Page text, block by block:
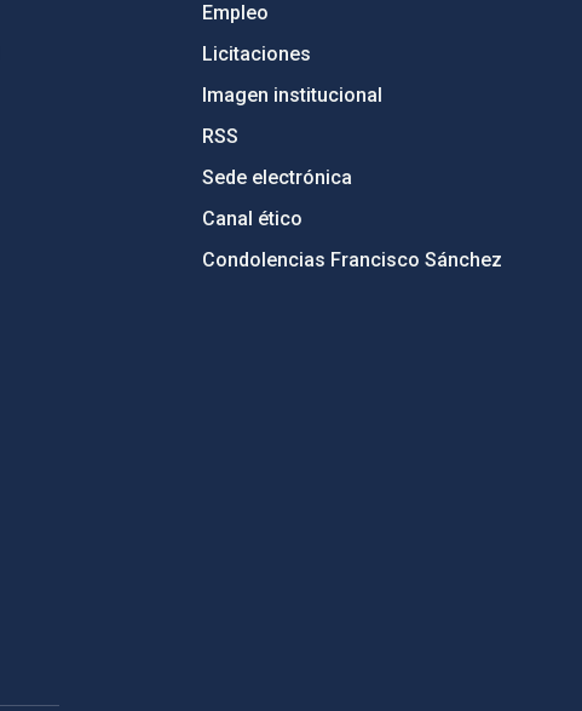
Empleo
Licitaciones
Imagen institucional
RSS
Sede electrónica
Canal ético
Condolencias Francisco Sánchez